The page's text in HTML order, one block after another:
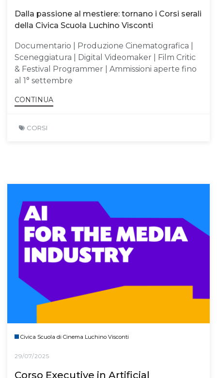
Dalla passione al mestiere: tornano i Corsi serali
della Civica Scuola Luchino Visconti
Documentario | Produzione Cinematografica |
Sceneggiatura | Digital Videomaker | Film Critic
& Festival Programmer | Ammissioni aperte fino
al 1° settembre
CONTINUA
CORSI
Civica Scuola di Cinema Luchino Visconti
29/07/2025
Corso Executive in Artificial